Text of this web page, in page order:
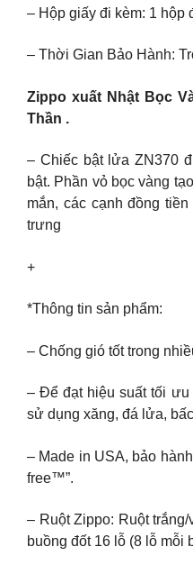
– Hộp giấy đi kèm: 1 hộp
– Thời Gian Bảo Hành:
Zippo xuất Nhật Bọc
Thần .
– Chiếc bật lửa ZN370
bật. Phần vỏ bọc vàng
mắn, các cạnh đồng
trưng
+
*Thông tin sản phẩm:
– Chống gió tốt trong
– Để đạt hiệu suất tối ưu
sử dụng xăng, đá lửa,
– Made in USA, bảo
free™”.
– Ruột Zippo: Ruột
buồng đốt 16 lỗ (8 lỗ mỗi